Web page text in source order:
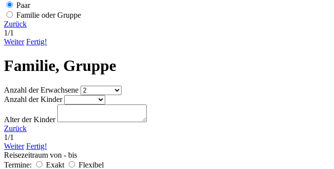
Paar
Familie oder Gruppe
Zurück
1/1
Weiter Fertig!
Familie, Gruppe
Anzahl der Erwachsene
Anzahl der Kinder
Alter der Kinder
Zurück
1/1
Weiter Fertig!
Reisezeitraum von - bis
Termine:
Exakt Flexibel